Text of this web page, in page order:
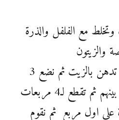
مع الفلفل والذرة
والزيتون
نفرد ورقة الجلاش ثم تدهن بالزيت ثم نضع 3
تقطع لـ4 مربعات
اول مربع ثم نقوم